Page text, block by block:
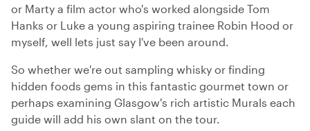
or Marty a film actor who's worked alongside Tom
Hanks or Luke a young aspiring trainee Robin Hood or
myself, well lets just say I've been around.
So whether we're out sampling whisky or finding
hidden foods gems in this fantastic gourmet town or
perhaps examining Glasgow's rich artistic Murals each
guide will add his own slant on the tour.